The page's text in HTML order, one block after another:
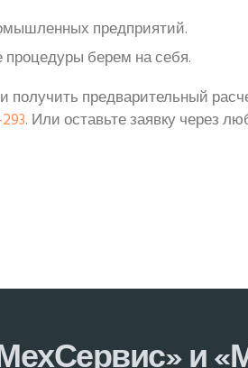
предприятий.
берем на себя.
предварительный
. Или оставьте заявку через